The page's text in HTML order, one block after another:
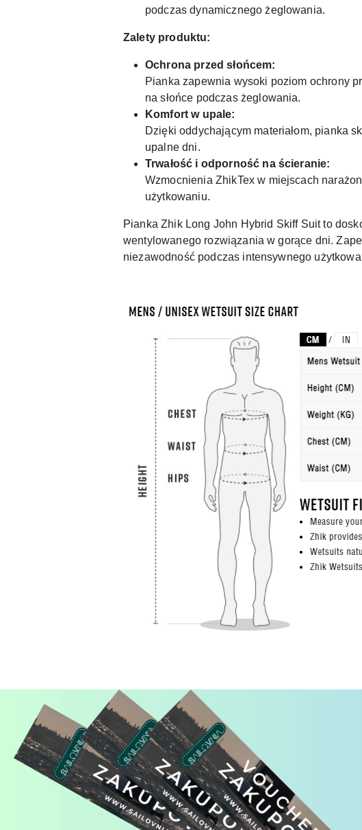
podczas dynamicznego żeglowania.
Zalety produktu:
Ochrona przed słońcem:
Pianka zapewnia wysoki poziom ochrony
na słońce podczas żeglowania.
Komfort w upale:
Dzięki oddychającym materiałom, pianka
upalne dni.
Trwałość i odporność na ścieranie:
Wzmocnienia ZhikTex w miejscach
użytkowaniu.
Pianka Zhik Long John Hybrid Skiff Suit to
wentylowanego rozwiązania w gorące dni.
niezawodność podczas intensywnego